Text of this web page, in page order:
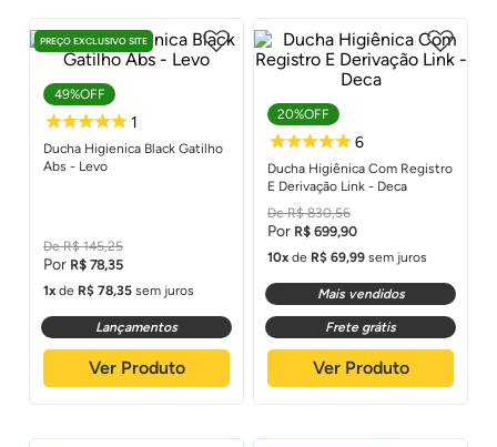
49%OFF
1
Ducha Higienica Black Gatilho
Abs - Levo
R$ 145,25
R$ 78,35
1
de R$ 78,35 sem juros
Lançamentos
PREÇO EXCLUSIVO SITE
Ver Produto
20%OFF
6
Ducha Higiênica Com Registro
E Derivação Link - Deca
R$ 830,56
R$ 699,90
10
de R$ 69,99 sem juros
Mais vendidos
Frete grátis
Ver Produto